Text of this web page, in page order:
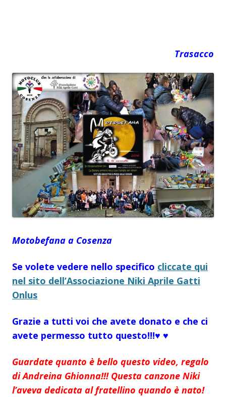
Trasacco
Motobefana a Cosenza
Se volete vedere nello specifico cliccate qui
nel sito dell’Associazione Niki Aprile Gatti
Onlus
Grazie a tutti voi che avete donato e che ci
avete permesso tutto questo!!!♥ ♥
Guardate quanto è bello questo video, regalo
di Andreina Ghionna!!! Questa canzone Niki
l’aveva dedicata al fratellino quando è nato!